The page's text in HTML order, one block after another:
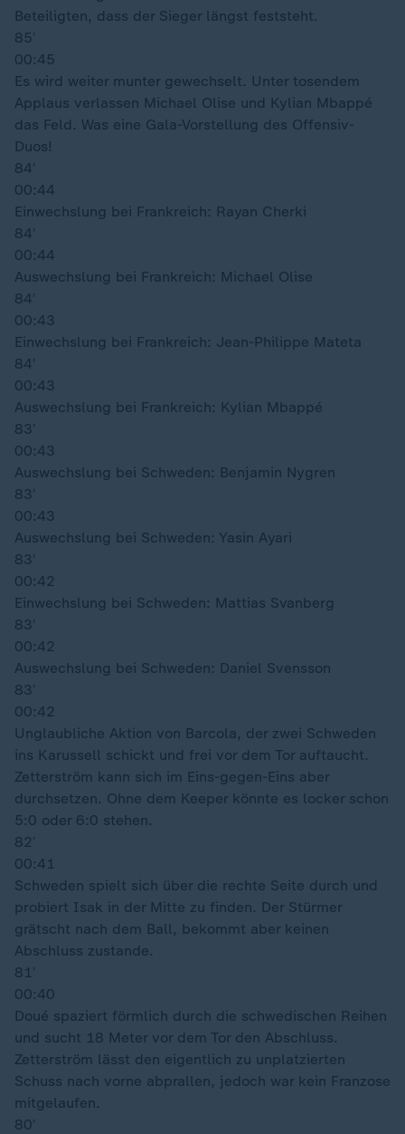
Beteiligten, dass der Sieger längst feststeht.
85′
00:45
Es wird weiter munter gewechselt. Unter tosendem
Applaus verlassen Michael Olise und Kylian Mbappé
das Feld. Was eine Gala-Vorstellung des Offensiv-
Duos!
84′
00:44
Einwechslung bei Frankreich: Rayan Cherki
84′
00:44
Auswechslung bei Frankreich: Michael Olise
84′
00:43
Einwechslung bei Frankreich: Jean-Philippe Mateta
84′
00:43
Auswechslung bei Frankreich: Kylian Mbappé
83′
00:43
Auswechslung bei Schweden: Benjamin Nygren
83′
00:43
Auswechslung bei Schweden: Yasin Ayari
83′
00:42
Einwechslung bei Schweden: Mattias Svanberg
83′
00:42
Auswechslung bei Schweden: Daniel Svensson
83′
00:42
Unglaubliche Aktion von Barcola, der zwei Schweden
ins Karussell schickt und frei vor dem Tor auftaucht.
Zetterström kann sich im Eins-gegen-Eins aber
durchsetzen. Ohne dem Keeper könnte es locker schon
5:0 oder 6:0 stehen.
82′
00:41
Schweden spielt sich über die rechte Seite durch und
probiert Isak in der Mitte zu finden. Der Stürmer
grätscht nach dem Ball, bekommt aber keinen
Abschluss zustande.
81′
00:40
Doué spaziert förmlich durch die schwedischen Reihen
und sucht 18 Meter vor dem Tor den Abschluss.
Zetterström lässt den eigentlich zu unplatzierten
Schuss nach vorne abprallen, jedoch war kein Franzose
mitgelaufen.
80′